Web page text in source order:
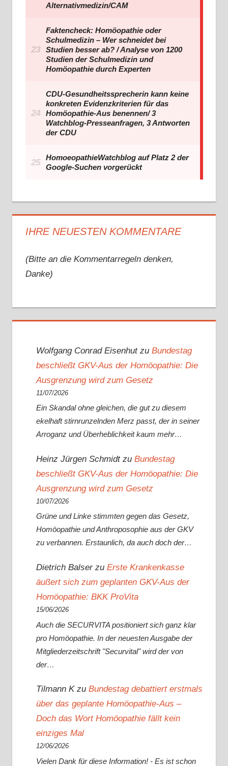
IHRE NEUESTEN KOMMENTARE
(Bitte an die Kommentarregeln denken,
Danke)
Wolfgang Conrad Eisenhutzu Bundestag
beschließt GKV-Aus der Homöopathie: Die
Ausgrenzung wird zum Gesetz
11/07/2026
Ein Skandal ohne gleichen, die gut zu diesem
ekelhaft stirnrunzelnden Merz passt, der in seiner
Arroganz und Überheblichkeit kaum mehr…
Heinz Jürgen Schmidtzu Bundestag
beschließt GKV-Aus der Homöopathie: Die
Ausgrenzung wird zum Gesetz
10/07/2026
Grüne und Linke stimmten gegen das Gesetz,
Homöopathie und Anthroposophie aus der GKV
zu verbannen. Erstaunlich, da auch doch der…
Dietrich Balserzu Erste Krankenkasse
äußert sich zum geplanten GKV-Aus der
Homöopathie: BKK ProVita
15/06/2026
Auch die SECURVITA positioniert sich ganz klar
pro Homöopathie. In der neuesten Ausgabe der
Mitgliederzeitschrift "Securvital" wird der von
der…
Tilmann Kzu Bundestag debattiert erstmals
über das geplante Homöopathie-Aus –
Doch das Wort Homöopathie fällt kein
einziges Mal
12/06/2026
Vielen Dank für diese Information! - Es ist schon